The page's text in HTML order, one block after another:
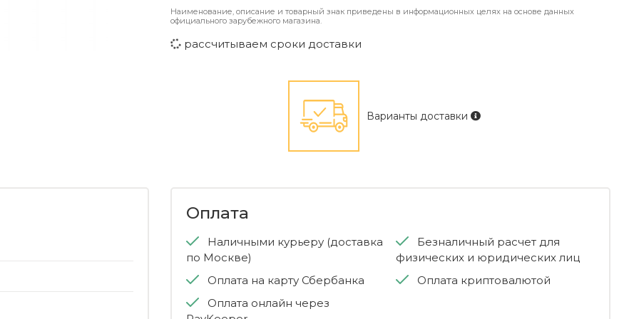
Наименование, описание и товарный знак приведены в информационных целях на основе данных
официального зарубежного магазина.
рассчитываем сроки доставки
Варианты доставки
Оплата
Наличными курьеру (доставка
по Москве)
Оплата на карту Сбербанка
Оплата онлайн через
Безналичный расчет для
физических и юридических лиц
Оплата криптовалютой